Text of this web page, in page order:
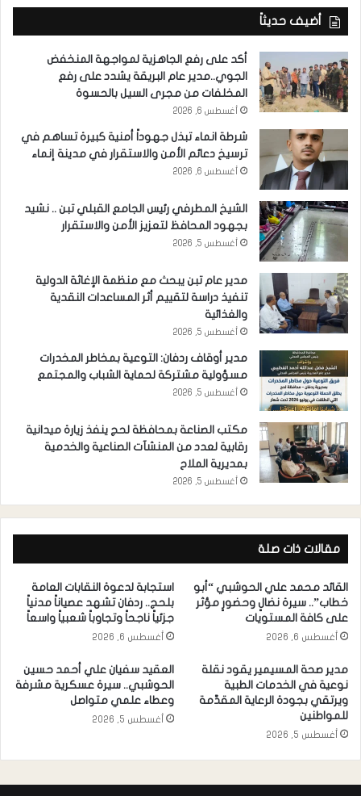
أضيف حديثاً
أكد على رفع الجاهزية لمواجهة المنخفض
الجوي..مدير عام البريقة يشدد على رفع
المخلفات من مجرى السيل بالحسوة
أغسطس 6, 2026
شرطة انماء تبذل جهوداً أمنية كبيرة تساهم في
ترسيخ دعائم الأمن والاستقرار في مدينة إنماء
أغسطس 6, 2026
الشيخ المطرفي رئيس الجامع القبلي تبن .. نشيد
بجهود المحافظ لتعزيز الأمن والاستقرار
أغسطس 5, 2026
مدير عام تبن يبحث مع منظمة الإغاثة الدولية
تنفيذ دراسة لتقييم أثر المساعدات النقدية
والغذائية
أغسطس 5, 2026
مدير أوقاف ردفان: التوعية بمخاطر المخدرات
مسؤولية مشتركة لحماية الشباب والمجتمع
أغسطس 5, 2026
مكتب الصناعة بمحافظة لحج ينفذ زيارة ميدانية
رقابية لعدد من المنشآت الصناعية والخدمية
بمديرية الملاح
أغسطس 5, 2026
مقالات ذات صلة
القائد محمد علي الحوشبي “أبو
خطاب”.. سيرة نضالٍ وحضورٍ مؤثر
على كافة المستويات
أغسطس 6, 2026
استجابة لدعوة النقابات العامة
بلحج.. ردفان تشهد عصياناً مدنياً
جزئياً ناجحاً وتجاوباً شعبياً واسعاً
أغسطس 6, 2026
مدير صحة المسيمير يقود نقلة
نوعية في الخدمات الطبية
ويرتقي بجودة الرعاية المقدَّمة
للمواطنين
أغسطس 5, 2026
العقيد سفيان علي أحمد حسين
الحوشبي.. سيرة عسكرية مشرفة
وعطاء علمي متواصل
أغسطس 5, 2026